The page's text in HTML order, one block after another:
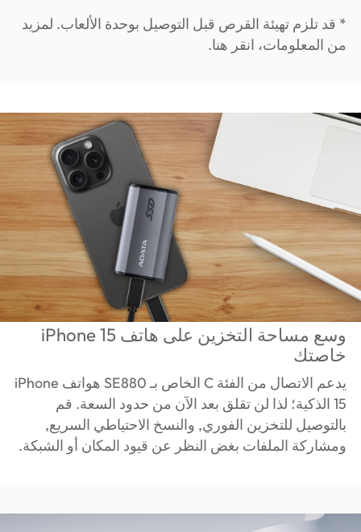
* قد تلزم تهيئة القرص قبل التوصيل بوحدة الألعاب. لمزيد
من المعلومات، انقر هنا.
وسع مساحة التخزين على هاتف iPhone 15
خاصتك
يدعم الاتصال من الفئة C الخاص بـ SE880 هواتف iPhone
15 الذكية؛ لذا لن تقلق بعد الآن من حدود السعة. قم
بالتوصيل للتخزين الفوري, والنسخ الاحتياطي السريع,
ومشاركة الملفات بغض النظر عن قيود المكان أو الشبكة.